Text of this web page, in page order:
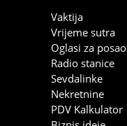
Vaktija
Vrijeme sutra
Oglasi za posao
Radio stanice
Sevdalinke
Nekretnine
PDV Kalkulator